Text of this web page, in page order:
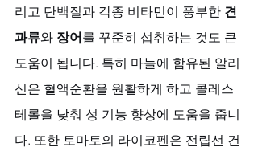
리고 단백질과 각종 비타민이 풍부한 견
과류와 장어를 꾸준히 섭취하는 것도 큰
도움이 됩니다. 특히 마늘에 함유된 알리
신은 혈액순환을 원활하게 하고 콜레스
테롤을 낮춰 성 기능 향상에 도움을 줍니
다. 또한 토마토의 라이코펜은 전립선 건